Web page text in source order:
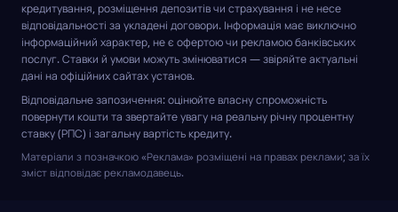
кредитування, розміщення депозитів чи страхування і не несе
відповідальності за укладені договори. Інформація має виключно
інформаційний характер, не є офертою чи рекламою банківських
послуг. Ставки й умови можуть змінюватися — звіряйте актуальні
дані на офіційних сайтах установ.
Відповідальне запозичення: оцінюйте власну спроможність
повернути кошти та звертайте увагу на реальну річну процентну
ставку (РПС) і загальну вартість кредиту.
Матеріали з позначкою «Реклама» розміщені на правах реклами; за їх
зміст відповідає рекламодавець.